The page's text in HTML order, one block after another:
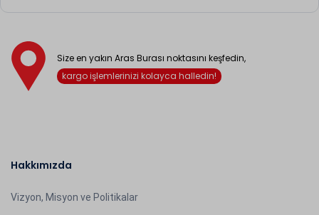
Size en yakın Aras Burası noktasını keşfedin,
kargo işlemlerinizi kolayca halledin!
Hakkımızda
Vizyon, Misyon ve Politikalar